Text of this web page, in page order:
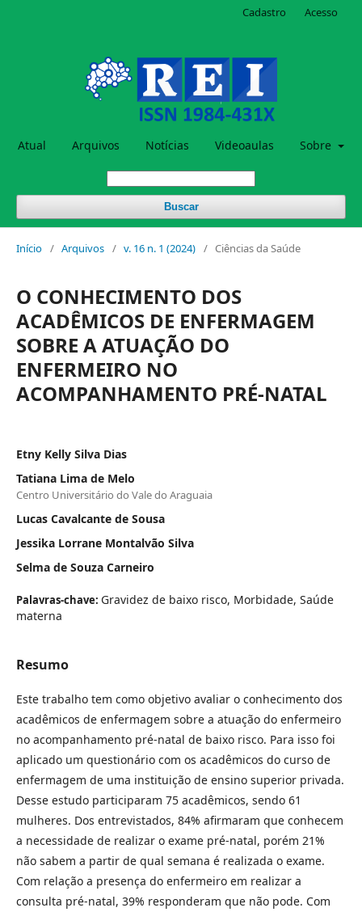
Atual Arquivos Notícias Videoaulas Sobre
Buscar
Cadastro Acesso
Início / Arquivos / v. 16 n. 1 (2024) / Ciências da Saúde
O CONHECIMENTO DOS
ACADÊMICOS DE ENFERMAGEM
SOBRE A ATUAÇÃO DO
ENFERMEIRO NO
ACOMPANHAMENTO PRÉ-NATAL
Etny Kelly Silva Dias
Tatiana Lima de Melo
Centro Universitário do Vale do Araguaia
Lucas Cavalcante de Sousa
Jessika Lorrane Montalvão Silva
Selma de Souza Carneiro
Palavras-chave: Gravidez de baixo risco, Morbidade, Saúde
materna
Resumo
Este trabalho tem como objetivo avaliar o conhecimento dos
acadêmicos de enfermagem sobre a atuação do enfermeiro
no acompanhamento pré-natal de baixo risco. Para isso foi
aplicado um questionário com os acadêmicos do curso de
enfermagem de uma instituição de ensino superior privada.
Desse estudo participaram 75 acadêmicos, sendo 61
mulheres. Dos entrevistados, 84% afirmaram que conhecem
a necessidade de realizar o exame pré-natal, porém 21%
não sabem a partir de qual semana é realizada o exame.
Com relação a presença do enfermeiro em realizar a
consulta pré-natal, 39% responderam que não pode. Com